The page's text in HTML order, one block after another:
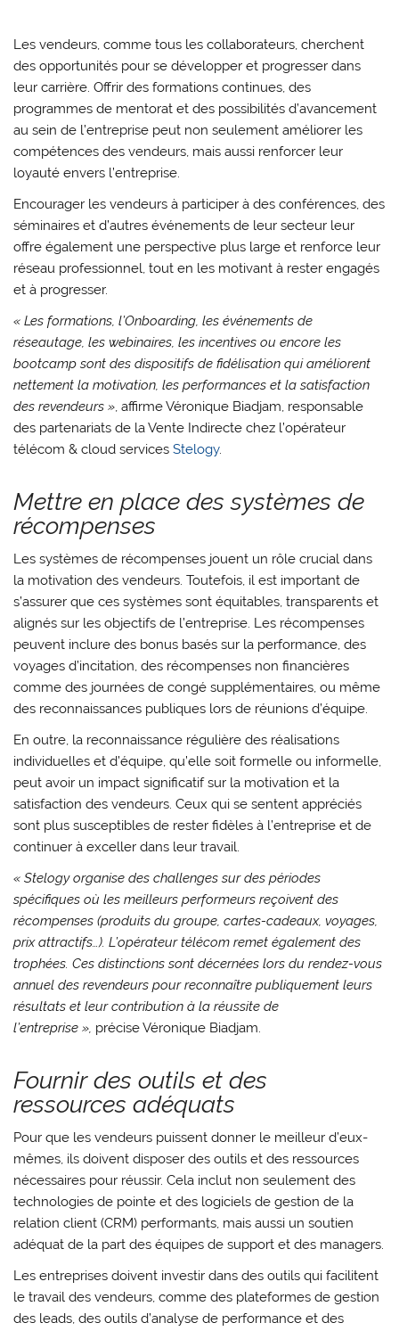
Les vendeurs, comme tous les collaborateurs, cherchent
des opportunités pour se développer et progresser dans
leur carrière. Offrir des formations continues, des
programmes de mentorat et des possibilités d’avancement
au sein de l’entreprise peut non seulement améliorer les
compétences des vendeurs, mais aussi renforcer leur
loyauté envers l’entreprise.
Encourager les vendeurs à participer à des conférences, des
séminaires et d’autres événements de leur secteur leur
offre également une perspective plus large et renforce leur
réseau professionnel, tout en les motivant à rester engagés
et à progresser.
« Les formations, l’Onboarding, les événements de
réseautage, les webinaires, les incentives ou encore les
bootcamp sont des dispositifs de fidélisation qui améliorent
nettement la motivation, les performances et la satisfaction
des revendeurs », affirme Véronique Biadjam, responsable
des partenariats de la Vente Indirecte chez l’opérateur
télécom & cloud servicesStelogy.
Mettre en place des systèmes de
récompenses
Les systèmes de récompenses jouent un rôle crucial dans
la motivation des vendeurs. Toutefois, il est important de
s’assurer que ces systèmes sont équitables, transparents et
alignés sur les objectifs de l’entreprise. Les récompenses
peuvent inclure des bonus basés sur la performance, des
voyages d’incitation, des récompenses non financières
comme des journées de congé supplémentaires, ou même
des reconnaissances publiques lors de réunions d’équipe.
En outre, la reconnaissance régulière des réalisations
individuelles et d’équipe, qu’elle soit formelle ou informelle,
peut avoir un impact significatif sur la motivation et la
satisfaction des vendeurs. Ceux qui se sentent appréciés
sont plus susceptibles de rester fidèles à l’entreprise et de
continuer à exceller dans leur travail.
« Stelogy organise des challenges sur des périodes
spécifiques où les meilleurs performeurs reçoivent des
récompenses (produits du groupe, cartes-cadeaux, voyages,
prix attractifs…). L’opérateur télécom remet également des
trophées. Ces distinctions sont décernées lors du rendez-vous
annuel des revendeurs pour reconnaître publiquement leurs
résultats et leur contribution à la réussite de
l’entreprise », précise Véronique Biadjam.
Fournir des outils et des
ressources adéquats
Pour que les vendeurs puissent donner le meilleur d’eux-
mêmes, ils doivent disposer des outils et des ressources
nécessaires pour réussir. Cela inclut non seulement des
technologies de pointe et des logiciels de gestion de la
relation client (CRM) performants, mais aussi un soutien
adéquat de la part des équipes de support et des managers.
Les entreprises doivent investir dans des outils qui facilitent
le travail des vendeurs, comme des plateformes de gestion
des leads, des outils d’analyse de performance et des